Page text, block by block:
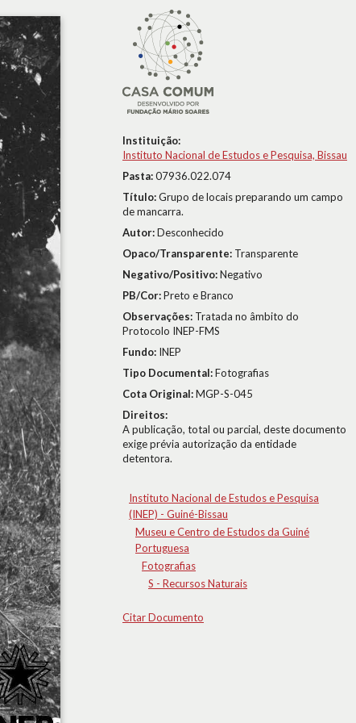
Instituição:
Instituto Nacional de Estudos e Pesquisa, Bissau
Pasta:07936.022.074
Título:Grupo de locais preparando um campo
de mancarra.
Autor:Desconhecido
Opaco/Transparente: Transparente
Negativo/Positivo:Negativo
PB/Cor:Preto e Branco
Observações: Tratada no âmbito do
Protocolo INEP-FMS
Fundo: INEP
Tipo Documental:Fotografias
Cota Original:MGP-S-045
Direitos:
A publicação, total ou parcial, deste documento
exige prévia autorização da entidade
detentora.
Instituto Nacional de Estudos e Pesquisa
(INEP) - Guiné-Bissau
Museu e Centro de Estudos da Guiné
Portuguesa
Fotografias
S - Recursos Naturais
Citar Documento